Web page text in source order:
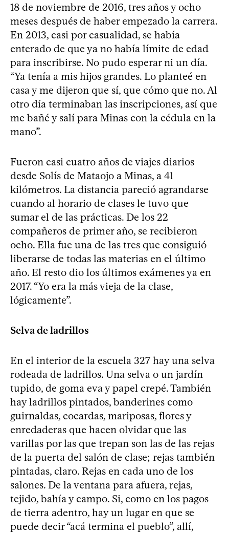
18 de noviembre de 2016, tres años y ocho
meses después de haber empezado la carrera.
En 2013, casi por casualidad, se había
enterado de que ya no había límite de edad
para inscribirse. No pudo esperar ni un día.
“Ya tenía a mis hijos grandes. Lo planteé en
casa y me dijeron que sí, que cómo que no. Al
otro día terminaban las inscripciones, así que
me bañé y salí para Minas con la cédula en la
mano”.
Fueron casi cuatro años de viajes diarios
desde Solís de Mataojo a Minas, a 41
kilómetros. La distancia pareció agrandarse
cuando al horario de clases le tuvo que
sumar el de las prácticas. De los 22
compañeros de primer año, se recibieron
ocho. Ella fue una de las tres que consiguió
liberarse de todas las materias en el último
año. El resto dio los últimos exámenes ya en
2017. “Yo era la más vieja de la clase,
lógicamente”.
Selva de ladrillos
En el interior de la escuela 327 hay una selva
rodeada de ladrillos. Una selva o un jardín
tupido, de goma eva y papel crepé. También
hay ladrillos pintados, banderines como
guirnaldas, cocardas, mariposas, flores y
enredaderas que hacen olvidar que las
varillas por las que trepan son las de las rejas
de la puerta del salón de clase; rejas también
pintadas, claro. Rejas en cada uno de los
salones. De la ventana para afuera, rejas,
tejido, bahía y campo. Si, como en los pagos
de tierra adentro, hay un lugar en que se
puede decir “acá termina el pueblo”, allí,